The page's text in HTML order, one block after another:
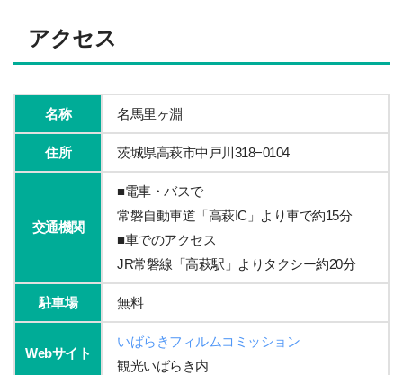
アクセス
名称 名馬里ヶ淵
住所 茨城県高萩市中戸川318−0104
交通機関
■電車・バスで
常磐自動車道「高萩IC」より車で約15分
■車でのアクセス
JR常磐線「高萩駅」よりタクシー約20分
駐車場 無料
Webサイト
いばらきフィルムコミッション
観光いばらき内